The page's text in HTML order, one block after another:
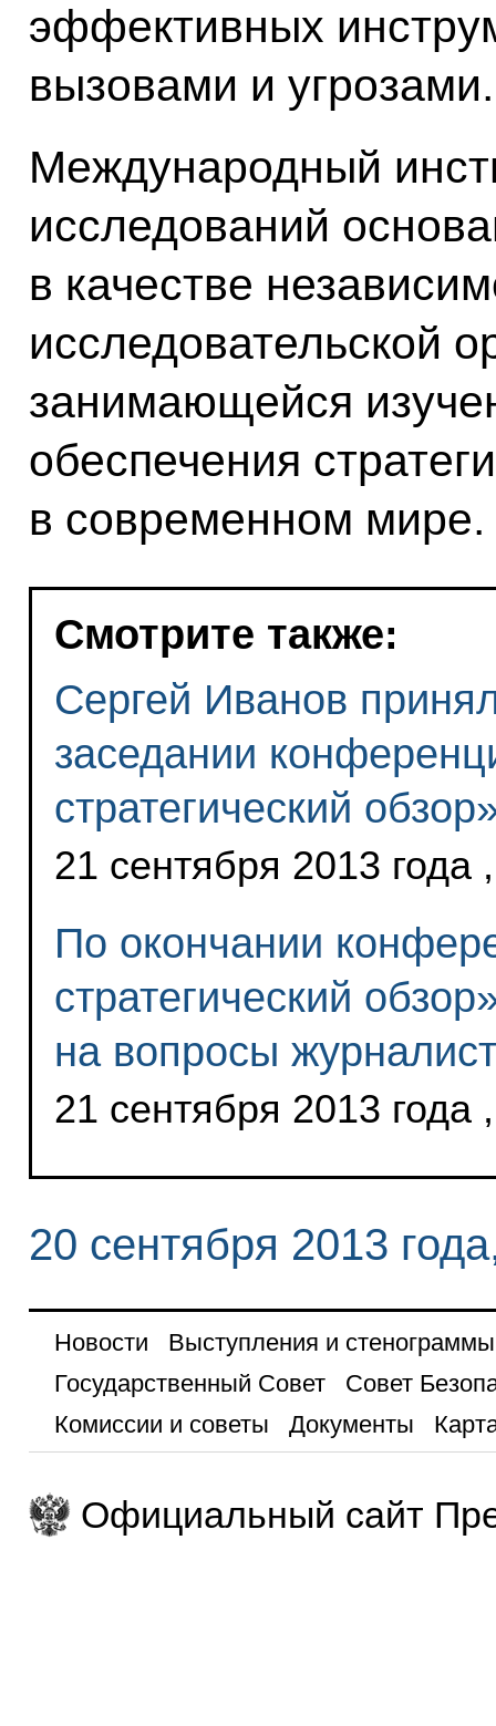
эффективных
вызовами и угрозами.
Международный
исследований
в качестве
исследовательской
занимающейся
обеспечения
в современном мире.
Смотрите также:
Сергей Иванов
заседании
стратегический
21 сентября 2013 года
По окончании
стратегический
на вопросы
21 сентября 2013 года
20 сентября 2013
Новости
Выступления и стенограммы
Государственный Совет
Совет
Комиссии и советы
Документы
Официальный сайт